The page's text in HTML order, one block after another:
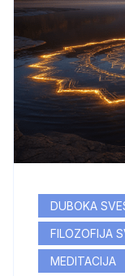
DUBOKA
FILOZOFIJA
MEDITACIJA